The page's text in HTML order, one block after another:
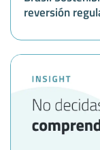
reversión